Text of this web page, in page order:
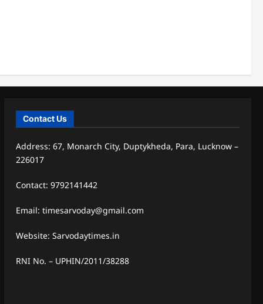
Contact Us
Address: 67, Monarch City, Duptykheda, Para, Lucknow –
226017
Contact: 9792141442
Email: timesarvoday@gmail.com
Website: Sarvodaytimes.in
RNI No. – UPHIN/2011/38288